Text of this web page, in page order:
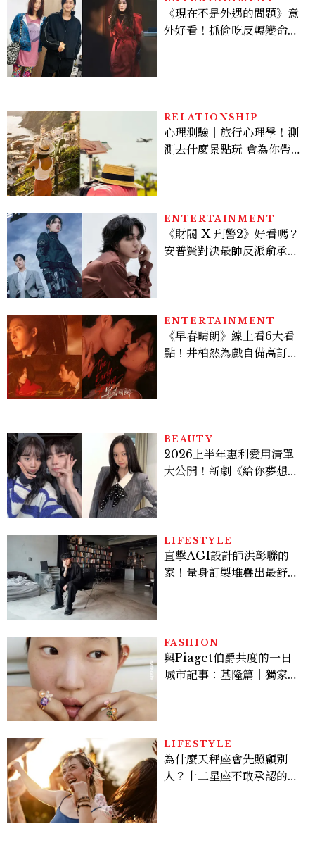
《現在不是外遇的問題》意
外好看！抓偷吃反轉變命
RELATIONSHIP
心理測驗｜旅行心理學！測
測去什麼景點玩 會為你帶來
ENTERTAINMENT
《財閥 X 刑警2》好看嗎？
安普賢對決最帥反派俞承
多大？
ENTERTAINMENT
《早春晴朗》線上看6大看
點！井柏然為戲自備高訂，
BEAUTY
2026上半年惠利愛用清單
大公開！新劇《給你夢想》
LIFESTYLE
直擊AGI設計師洪彰聯的
家！量身訂製堆疊出最舒適
FASHION
與Piaget伯爵共度的一日
城市記事：基隆篇｜獨家影
LIFESTYLE
為什麼天秤座會先照顧別
人？十二星座不敢承認的一